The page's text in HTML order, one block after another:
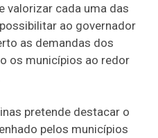
valorizar cada uma das
ao governador
as demandas dos
os municípios ao redor
pretende destacar o
pelos municípios